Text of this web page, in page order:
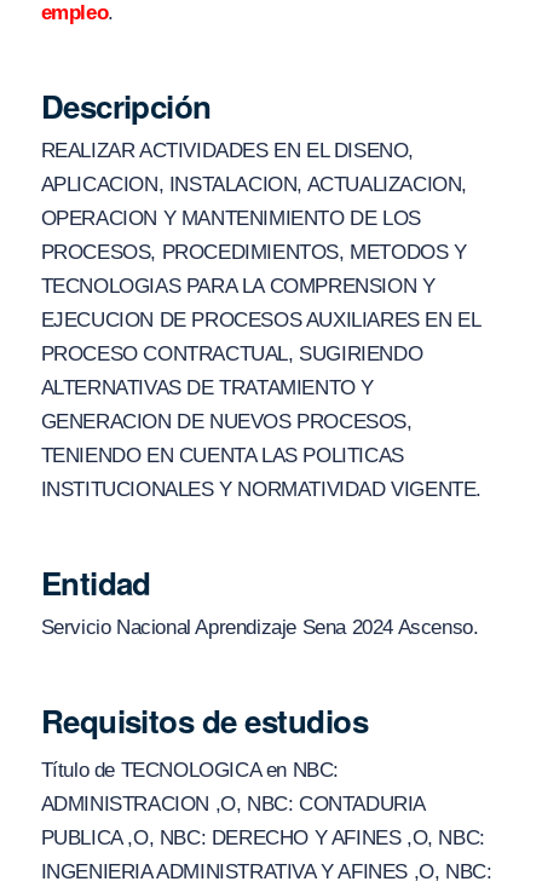
empleo.
Descripción
REALIZAR ACTIVIDADES EN EL DISENO,
APLICACION, INSTALACION, ACTUALIZACION,
OPERACION Y MANTENIMIENTO DE LOS
PROCESOS, PROCEDIMIENTOS, METODOS Y
TECNOLOGIAS PARA LA COMPRENSION Y
EJECUCION DE PROCESOS AUXILIARES EN EL
PROCESO CONTRACTUAL, SUGIRIENDO
ALTERNATIVAS DE TRATAMIENTO Y
GENERACION DE NUEVOS PROCESOS,
TENIENDO EN CUENTA LAS POLITICAS
INSTITUCIONALES Y NORMATIVIDAD VIGENTE.
Entidad
Servicio Nacional Aprendizaje Sena 2024 Ascenso.
Requisitos de estudios
Título de TECNOLOGICA en NBC:
ADMINISTRACION ,O, NBC: CONTADURIA
PUBLICA ,O, NBC: DERECHO Y AFINES ,O, NBC:
INGENIERIA ADMINISTRATIVA Y AFINES ,O, NBC: